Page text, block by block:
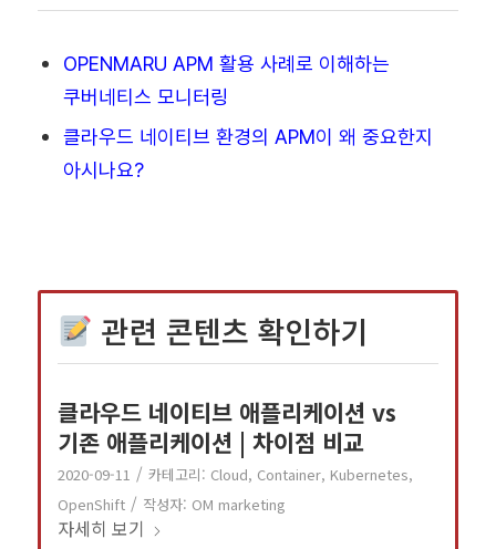
OPENMARU APM 활용 사례로 이해하는
쿠버네티스 모니터링
클라우드 네이티브 환경의 APM이 왜 중요한지
아시나요?
관련 콘텐츠 확인하기
클라우드 네이티브 애플리케이션 vs
기존 애플리케이션 | 차이점 비교
2020-09-11 / 카테고리: Cloud, Container, Kubernetes,
OpenShift / 작성자: OM marketing
자세히 보기